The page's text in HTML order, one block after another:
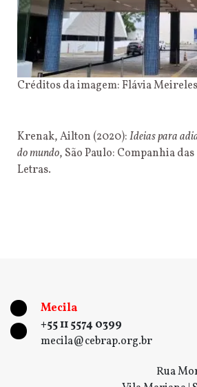
Créditos da imagem: Flávia Meireles
Krenak, Ailton (2020):Ideias para
do mundo, São Paulo: Companhia das
Letras.
Mecila
+55 11 5574 0399
mecila@cebrap.org.br
Rua